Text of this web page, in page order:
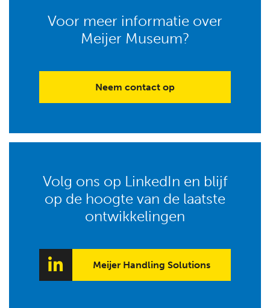
Voor meer informatie over
Meijer Museum?
Neem contact op
Volg ons op LinkedIn en blijf
op de hoogte van de laatste
ontwikkelingen
Meijer Handling Solutions